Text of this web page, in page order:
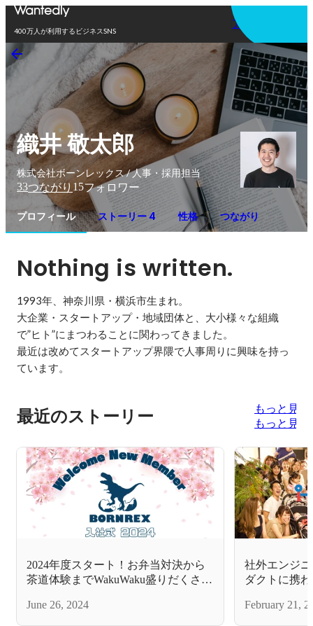
400万人が利用するビジネスSNS
アプリを使う
織井 敬太郎
株式会社ボーンレックス / 人事・採用担当
33つながり 15フォロワー
プロフィール ストーリー 4 性格 つながり
Nothing is written.
1993年、神奈川県・横浜市生まれ。
大企業・スタートアップ・地域団体と、大小様々な組織
で”ヒト”にまつわることに関わってきました。
最近は改めてスタートアップ界隈で人事周りに興味を持っ
ています。
最近のストーリー
もっと見る
もっと見る
2024年度スタート！お弁当対決から
茶道体験までWakuWaku盛りだくさん
June 26, 2024
社外エンジ
ダクトに携
February 21,